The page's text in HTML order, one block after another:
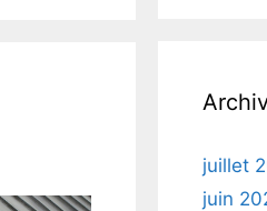
juillet
juin